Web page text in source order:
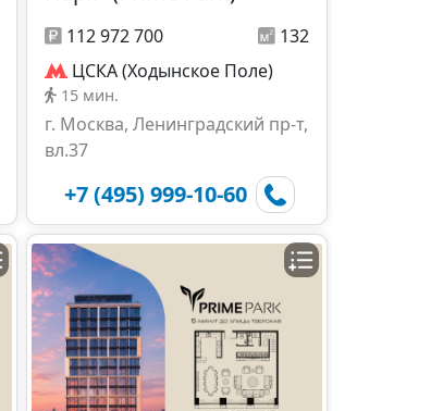
112 972 700
132
ЦСКА (Ходынское Поле)
15 мин.
г. Москва, Ленинградский пр-т,
вл.37
+7 (495) 999-10-60